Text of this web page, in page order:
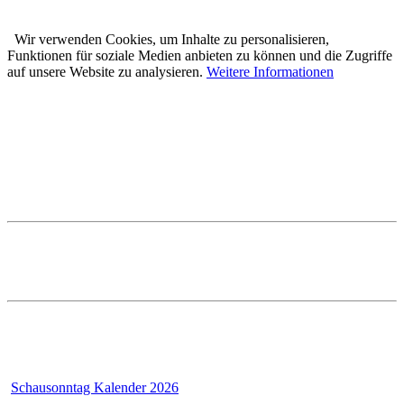
Wir verwenden Cookies, um Inhalte zu personalisieren,
Funktionen für soziale Medien anbieten zu können und die Zugriffe
auf unsere Website zu analysieren. Weitere Informationen
Schausonntag Kalender 2026